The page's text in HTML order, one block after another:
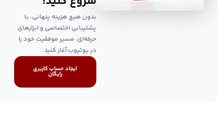
بدون هیچ هزینه پنهانی، با
پشتیبانی اختصاصی و ابزارهای
حرفه‌ای، مسیر موفقیت خود را
در یوتیوب آغاز کنید.
ایجاد حساب کاربری
رایگان